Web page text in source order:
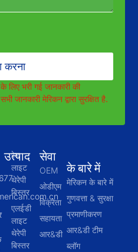
करना
लिए भरी गई जानकारी की
जानकारी मेरिकन द्वारा सुरक्षित है.
उत्पाद
रेड
लाइट
थेरेपी
बिस्तर
एलईडी
लाइट
थेरेपी
बिस्तर
सेवा
OEM
ओडीएम
विक्रेता
सहायता
आर&डी
के बारे में
मेरिकन के बारे में
गुणवत्ता & सुरक्षा
प्रमाणीकरण
आर&डी टीम
ब्लॉग